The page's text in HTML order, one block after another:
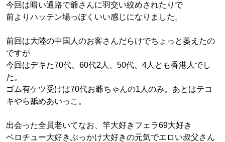
今回は暗い通路で爺さんに羽交い絞めされたりで
前よりハッテン場っぽくいい感じになりました。
前回は大陸の中国人のお客さんだらけでちょっと萎えたの
ですが
今回はデキた70代、60代2人、50代、4人とも香港人でし
た。
ゴム有ケツ受けは70代お爺ちゃんの1人のみ。あとはテコ
キやら舐めあいっこ。
出会った全員老いてなお、竿大好きフェラ69大好き
ベロチュー大好きぶっかけ大好きの元気でエロい叔父さん